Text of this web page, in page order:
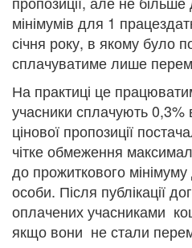
мінімумів для 1
січня року, в якому було
сплачуватиме лише
На практиці це
учасники сплачують 0,3%
цінової пропозиції
чітке обмеження
до прожиткового
особи. Після публікації
оплачених учасниками
якщо вони не стали